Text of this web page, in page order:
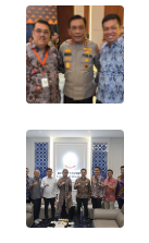
MKLI
LPKKI
LKKI
KOPEKLIN